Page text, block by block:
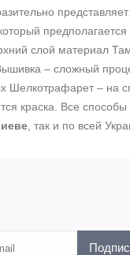
слой материал
– сложный
Шелкотрафарет – на
краска. Все
, так и по всей